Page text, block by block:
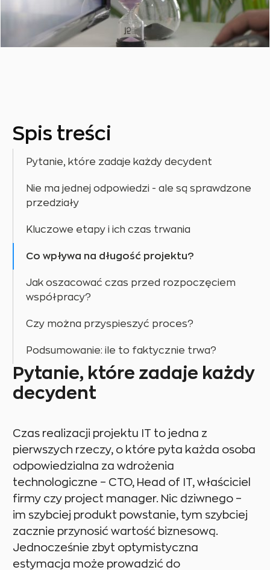
Pytanie, które zadaje każdy
decydent
Czas realizacji projektu IT to jedna z
pierwszych rzeczy, o które pyta każda osoba
odpowiedzialna za wdrożenia
technologiczne – CTO, Head of IT, właściciel
firmy czy project manager. Nic dziwnego –
im szybciej produkt powstanie, tym szybciej
zacznie przynosić wartość biznesową.
Jednocześnie zbyt optymistyczna
estymacja może prowadzić do
Spis treści
Pytanie, które zadaje każdy decydent
Nie ma jednej odpowiedzi - ale są sprawdzone
przedziały
Kluczowe etapy i ich czas trwania
Co wpływa na długość projektu?
Jak oszacować czas przed rozpoczęciem
współpracy?
Czy można przyspieszyć proces?
Podsumowanie: ile to faktycznie trwa?